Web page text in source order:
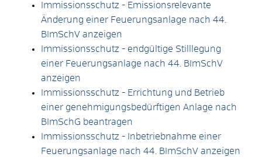
Immissionsschutz - Emissionsrelevante
Änderung einer Feuerungsanlage nach 44.
BImSchV anzeigen
Immissionsschutz - endgültige Stilllegung
einer Feuerungsanlage nach 44. BImSchV
anzeigen
Immissionsschutz - Errichtung und Betrieb
einer genehmigungsbedürftigen Anlage nach
BImSchG beantragen
Immissionsschutz - Inbetriebnahme einer
Feuerungsanlage nach 44. BImSchV anzeigen